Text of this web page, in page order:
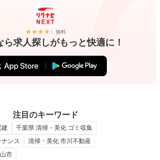
無料
ら求人探しがもっと快適に！
注目のキーワード
建
千葉県 清掃・美化 ゴミ収集
ンス
清掃・美化 市川不動産
市